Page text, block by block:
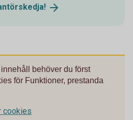
behöver du först
för Funktioner, prestanda
cookies